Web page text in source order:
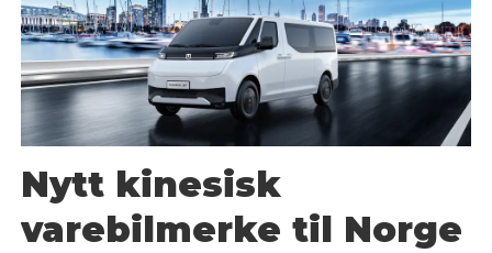
Nytt kinesisk
varebilmerke til Norge